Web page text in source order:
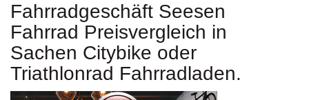
Fahrradgeschäft Seesen
Fahrrad Preisvergleich in
Sachen Citybike oder
Triathlonrad Fahrradladen.